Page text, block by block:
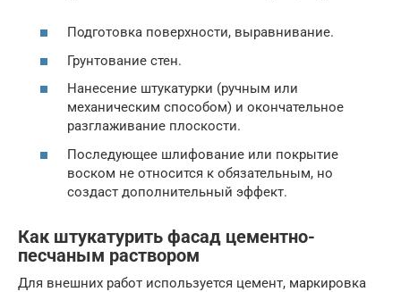
Подготовка поверхности, выравнивание.
Грунтование стен.
Нанесение штукатурки (ручным или
механическим способом) и окончательное
разглаживание плоскости.
Последующее шлифование или покрытие
воском не относится к обязательным, но
создаст дополнительный эффект.
Как штукатурить фасад цементно-
песчаным раствором
Для внешних работ используется цемент, маркировка